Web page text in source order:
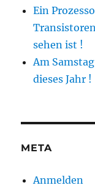
Ein
sehen ist !
Am
dieses Jahr !
META
Anmelden